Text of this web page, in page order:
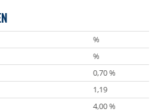
%
%
0,70 %
1,19
4,00 %